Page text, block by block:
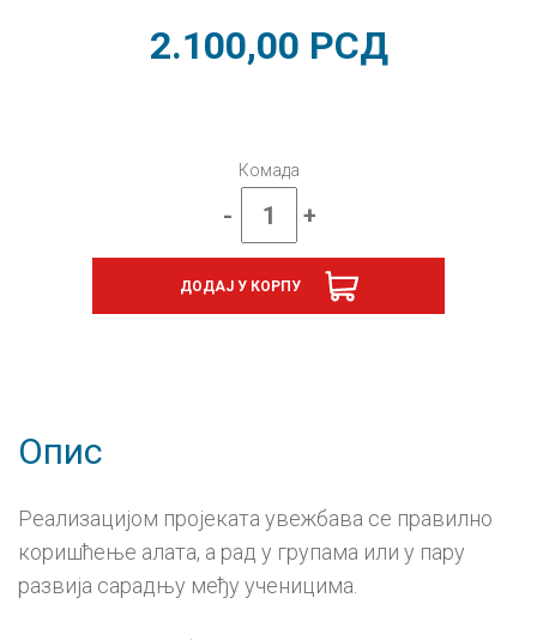
2.100,00 РСД
Комада
-
Техника
7,
Свет
језику
количина
+
ДОДАЈ У КОРПУ
Опис
Реализацијом пројеката увежбава се правилно
коришћење алата, а рад у групама или у пару
развија сарадњу међу ученицима.